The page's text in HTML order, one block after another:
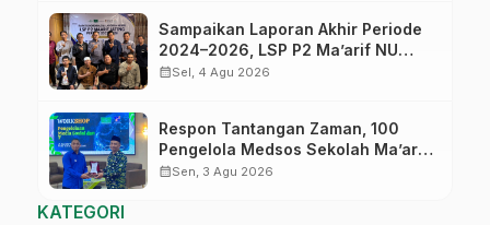
Sampaikan Laporan Akhir Periode
2024–2026, LSP P2 Ma’arif NU
Jateng Mantapkan Sinergi Link and
calendar_monthSel, 4 Agu 2026
Respon Tantangan Zaman, 100
Pengelola Medsos Sekolah Ma’arif
Pekalongan Ikuti Pelatihan Literasi
calendar_monthSen, 3 Agu 2026
KATEGORI